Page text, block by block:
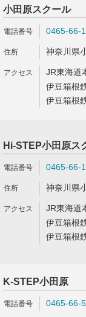
小田原スクール
0465-66-
神奈川県
JR東海道
伊豆箱根
伊豆箱根
Hi-STEP小田原ス
0465-66-
神奈川県
JR東海道
伊豆箱根
伊豆箱根
K-STEP小田原
0465-66-